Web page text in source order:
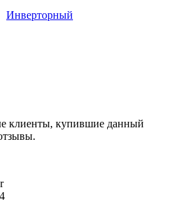
Инверторный
клиенты, купившие данный